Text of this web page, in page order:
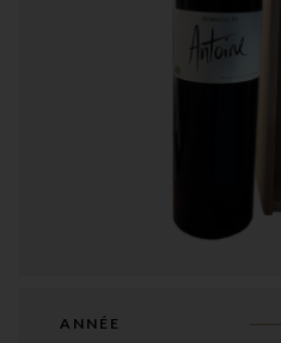
ANNÉE